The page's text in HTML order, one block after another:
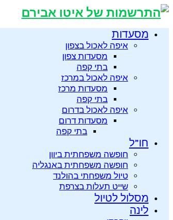
מסעדות
איפה לאכול בצפון
מסעדות צפון
בתי קפה
איפה לאכול במרכז
מסעדות מרכז
בתי קפה
איפה לאכול בדרום
מסעדות דרום
בתי קפה
חו”ל
חופשה משפחתית ביוון
חופשה משפחתית באנגליה
טיול משפחתי בהולנד
שייט תעלות בצרפת
מסלול לטיול
לינה